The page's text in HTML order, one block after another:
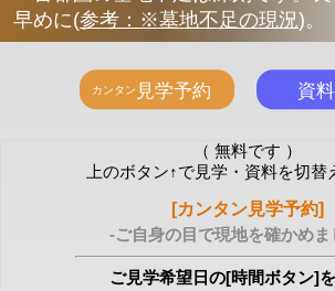
早めに(参考：※墓地不足の現況)。
（ 無料です ）
上のボタン↑で見学・資料を切替
[カンタン見学予約]
-ご自身の目で現地を確かめま
ご見学希望日の[時間ボタン]